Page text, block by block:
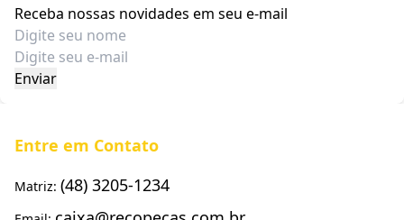
Receba nossas novidades em seu e-mail
Entre em Contato
Matriz: (48) 3205-1234